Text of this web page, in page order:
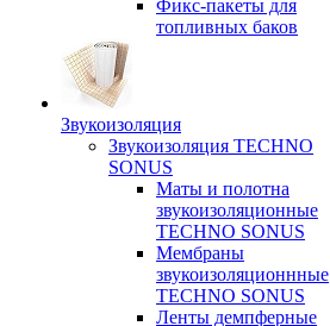
Фикс-пакеты для
топливных баков
Звукоизоляция
Звукоизоляция TECHNO
SONUS
Маты и полотна
звукоизоляционные
TECHNO SONUS
Мембраны
звукоизоляционнные
TECHNO SONUS
Ленты демпферные